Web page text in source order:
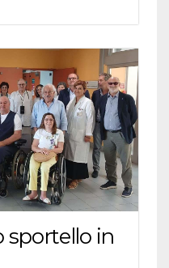
sportello in